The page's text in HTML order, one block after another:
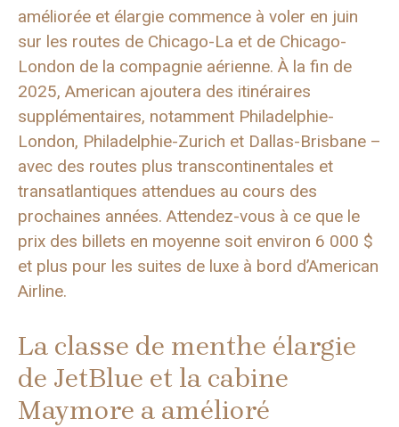
améliorée et élargie commence à voler en juin
sur les routes de Chicago-La et de Chicago-
London de la compagnie aérienne. À la fin de
2025, American ajoutera des itinéraires
supplémentaires, notamment Philadelphie-
London, Philadelphie-Zurich et Dallas-Brisbane –
avec des routes plus transcontinentales et
transatlantiques attendues au cours des
prochaines années. Attendez-vous à ce que le
prix des billets en moyenne soit environ 6 000 $
et plus pour les suites de luxe à bord d’American
Airline.
La classe de menthe élargie
de JetBlue et la cabine
Maymore a amélioré